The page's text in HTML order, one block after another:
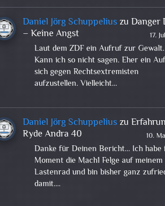
Daniel Jörg SchuppeliuszuDanger
– Keine Angst
17.
Laut dem ZDF ein Aufruf zur Gewalt.
Kann ich so nicht sagen. Eher ein
sich gegen Rechtsextremisten
aufzustellen. Vielleicht…
Daniel Jörg Schuppeliuszu
Ryde Andra 40
10.
Danke für Deinen Bericht... Ich habe
Moment die Mach1 Felge auf meinem
Lastenrad und bin bisher ganz
damit.…